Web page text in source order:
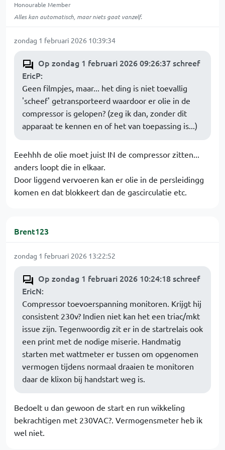
Honourable Member
Alles kan automatisch, maar niets gaat vanzelf.
zondag 1 februari 2026 10:39:34
Op zondag 1 februari 2026 09:26:37 schreef
EricP:
Geen filmpjes, maar... het ding is niet toevallig
'scheef' getransporteerd waardoor er olie in de
compressor is gelopen? (zeg ik dan, zonder dit
apparaat te kennen en of het van toepassing is...)
Eeehhh de olie moet juist IN de compressor zitten...
anders loopt die in elkaar.
Door liggend vervoeren kan er olie in de persleidingg
komen en dat blokkeert dan de gascirculatie etc.
Brent123
zondag 1 februari 2026 13:22:52
Op zondag 1 februari 2026 10:24:18 schreef
EricN:
Compressor toevoerspanning monitoren. Krijgt hij
consistent 230v? Indien niet kan het een triac/mkt
issue zijn. Tegenwoordig zit er in de startrelais ook
een print met de nodige miserie. Handmatig
starten met wattmeter er tussen om opgenomen
vermogen tijdens normaal draaien te monitoren
daar de klixon bij handstart weg is.
Bedoelt u dan gewoon de start en run wikkeling
bekrachtigen met 230VAC?. Vermogensmeter heb ik
wel niet.